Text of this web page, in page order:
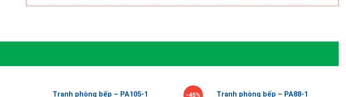
Tranh phòng bếp – PA105-1 -45% Tranh phòng bếp – PA88-1